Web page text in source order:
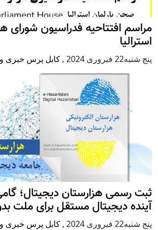
مراسم افتتاحیه فدراسیون شورای
استرالیا
پنج شنبه22 فبروری 2024 , کابل پرس خبری و
ثبت رسمی هزارستان دیجیتال؛
آینده دیجیتال مستقل برای ملت
پنج شنبه22 فبروری 2024 , کابل پرس خبری و